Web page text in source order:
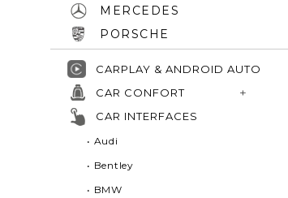
MERCEDES
PORSCHE
CARPLAY & ANDROID AUTO
CAR CONFORT
CAR INTERFACES
• Audi
• Bentley
• BMW